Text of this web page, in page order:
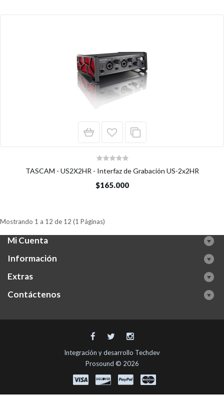
TASCAM - US2X2HR - Interfaz de Grabación US-2x2HR
$165.000
Mostrando 1 a 12 de 12 (1 Páginas)
Mi Cuenta
Información
Extras
Contáctenos
Integración y desarrollo Techdev
Prosound © 2026